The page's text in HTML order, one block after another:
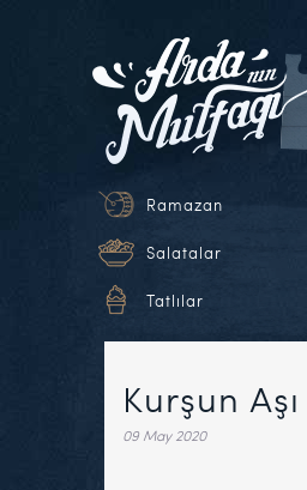
Ramazan
Salatalar
Tatlılar
Kurşun
09 May 2020